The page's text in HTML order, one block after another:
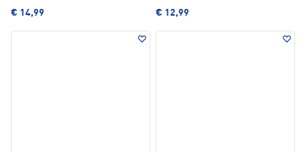
€ 14,99 € 12,99